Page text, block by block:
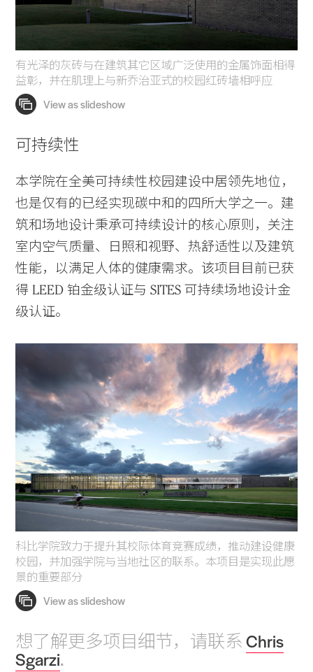
有光泽的灰砖与在建筑其它区域广泛使用的金属饰面相得
益彰，并在肌理上与新乔治亚式的校园红砖墙相呼应
可持续性
本学院在全美可持续性校园建设中居领先地位，
也是仅有的已经实现碳中和的四所大学之一。建
筑和场地设计秉承可持续设计的核心原则，关注
室内空气质量、日照和视野、热舒适性以及建筑
性能，以满足人体的健康需求。该项目目前已获
得 LEED 铂金级认证与 SITES 可持续场地设计金
级认证。
科比学院致力于提升其校际体育竞赛成绩，推动建设健康
校园，并加强学院与当地社区的联系。本项目是实现此愿
景的重要部分
想了解更多项目细节，请联系Chris
Sgarzi.